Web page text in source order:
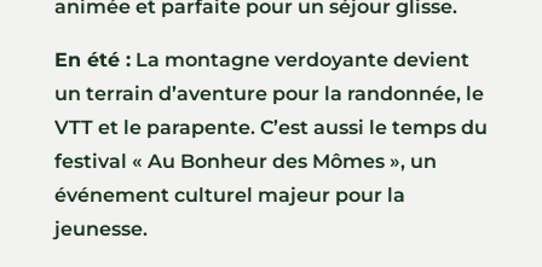
animée et parfaite pour un séjour glisse.
En été :La montagne verdoyante devient
un terrain d’aventure pour la randonnée, le
VTT et le parapente. C’est aussi le temps du
festival « Au Bonheur des Mômes », un
événement culturel majeur pour la
jeunesse.